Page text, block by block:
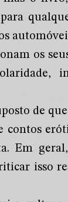
os
de
contos
Em
isso